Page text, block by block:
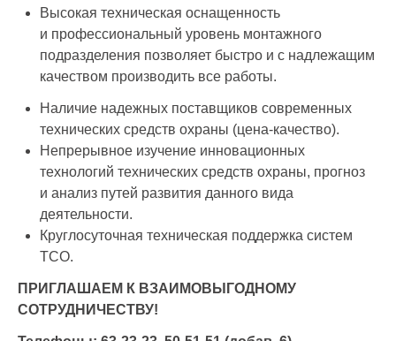
Высокая техническая оснащенность
и профессиональный уровень монтажного
подразделения позволяет быстро и с надлежащим
качеством производить все работы.
Наличие надежных поставщиков современных
технических средств охраны (цена-качество).
Непрерывное изучение инновационных
технологий технических средств охраны, прогноз
и анализ путей развития данного вида
деятельности.
Круглосуточная техническая поддержка систем
ТСО.
П РИГЛАШАЕМ К ВЗАИМОВЫГОДНОМУ
СОТРУДНИЧЕСТВУ!